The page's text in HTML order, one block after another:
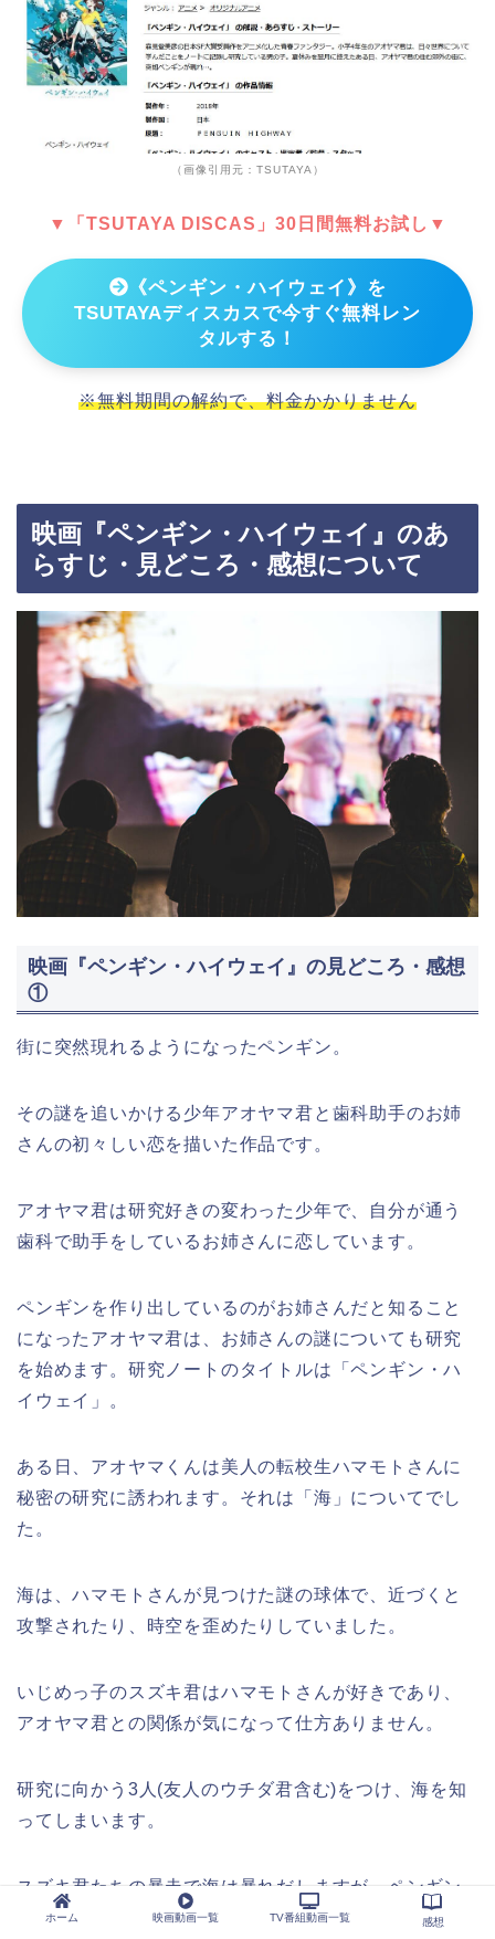
（画像引用元：TSUTAYA）
▼「TSUTAYA DISCAS」30日間無料お試し▼
《ペンギン・ハイウェイ》を
TSUTAYAディスカスで今すぐ無料レン
タルする！
※無料期間の解約で、料金かかりません
映画『ペンギン・ハイウェイ』のあ
らすじ・見どころ・感想について
映画『ペンギン・ハイウェイ』の見どころ・感想
①
街に突然現れるようになったペンギン。
その謎を追いかける少年アオヤマ君と歯科助手のお姉
さんの初々しい恋を描いた作品です。
アオヤマ君は研究好きの変わった少年で、自分が通う
歯科で助手をしているお姉さんに恋しています。
ペンギンを作り出しているのがお姉さんだと知ること
になったアオヤマ君は、お姉さんの謎についても研究
を始めます。研究ノートのタイトルは「ペンギン・ハ
イウェイ」。
ある日、アオヤマくんは美人の転校生ハマモトさんに
秘密の研究に誘われます。それは「海」についてでし
た。
海は、ハマモトさんが見つけた謎の球体で、近づくと
攻撃されたり、時空を歪めたりしていました。
いじめっ子のスズキ君はハマモトさんが好きであり、
アオヤマ君との関係が気になって仕方ありません。
研究に向かう3人(友人のウチダ君含む)をつけ、海を知
ってしまいます。
スズキ君たちの暴走で海は暴れだしますが、ペンギン
が登場します！お姉さんが助けに来てくれたのです。
ホーム 映画動画一覧 TV番組動画一覧 感想